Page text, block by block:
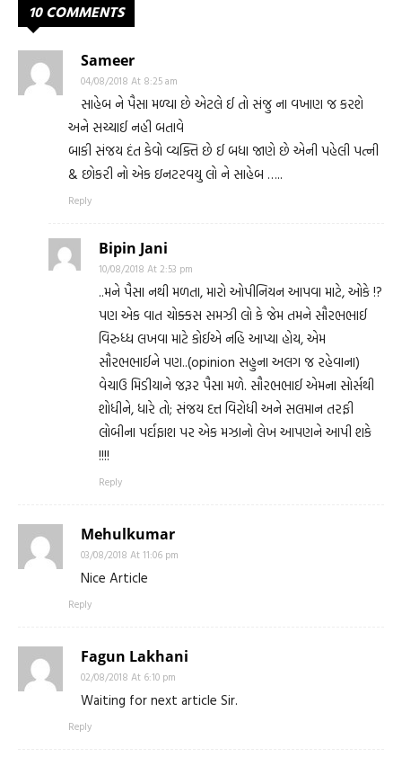
10 COMMENTS
Sameer
04/08/2018 At 8:25 am
સાહેબ ને પૈસા મળ્યા છે એટલે ઈ તો સંજુ ના વખાણ જ કરશે
અને સચ્ચાઈ નહી બતાવે
બાકી સંજય દંત કેવો વ્યક્તિ છે ઈ બધા જાણે છે એની પહેલી પત્ની
& છોકરી નો એક ઇનટરવયુ લો ને સાહેબ …..
Reply
Bipin Jani
10/08/2018 At 2:53 pm
..મને પૈસા નથી મળતા, મારો ઓપીનિયન આપવા માટે, ઓકે !?
પણ એક વાત ચોક્કસ સમઝી લો કે જેમ તમને સૌરભભાઈ
વિરુધ્ધ લખવા માટે કોઈએ નહિ આપ્યા હોય, એમ
સૌરભભાઈને પણ..(opinion સહુના અલગ જ રહેવાના)
વેચાઉ મિડીયાને જરૂર પૈસા મળે. સૌરભભાઈ એમના સોર્સથી
શોધીને, ધારે તો; સંજય દત્ત વિરોધી અને સલમાન તરફી
લોબીના પર્દાફાશ પર એક મઝાનો લેખ આપણને આપી શકે
!!!!
Reply
Mehulkumar
03/08/2018 At 11:06 pm
Nice Article
Reply
Fagun Lakhani
02/08/2018 At 6:10 pm
Waiting for next article Sir.
Reply